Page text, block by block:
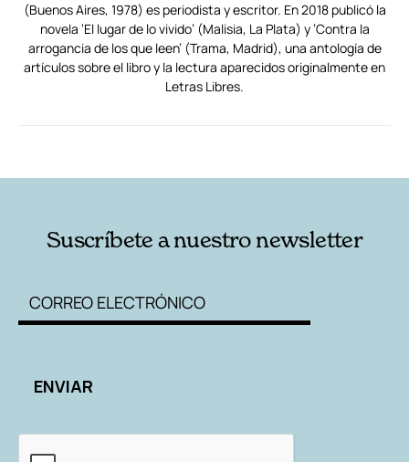
(Buenos Aires, 1978) es periodista y escritor. En 2018 publicó la
novela ‘El lugar de lo vivido’ (Malisia, La Plata) y ‘Contra la
arrogancia de los que leen’ (Trama, Madrid), una antología de
artículos sobre el libro y la lectura aparecidos originalmente en
Letras Libres.
Suscríbete a nuestro newsletter